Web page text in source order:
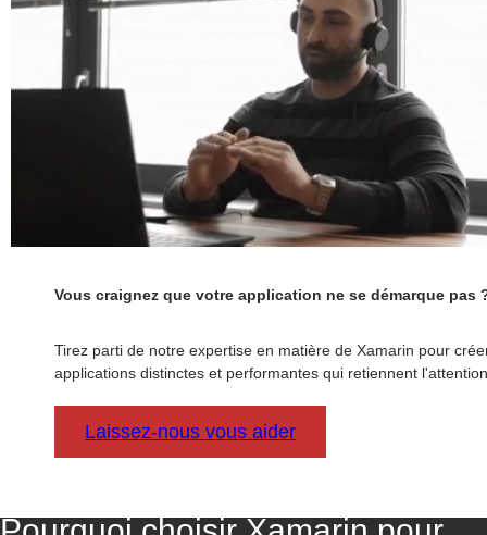
Vous craignez que votre application ne se démarque pas
Tirez parti de notre expertise en matière de Xamarin pour
applications distinctes et performantes qui retiennent
Laissez-nous vous aider